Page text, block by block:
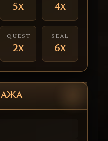
5x 4x
QUEST
2x
SEAL
6x